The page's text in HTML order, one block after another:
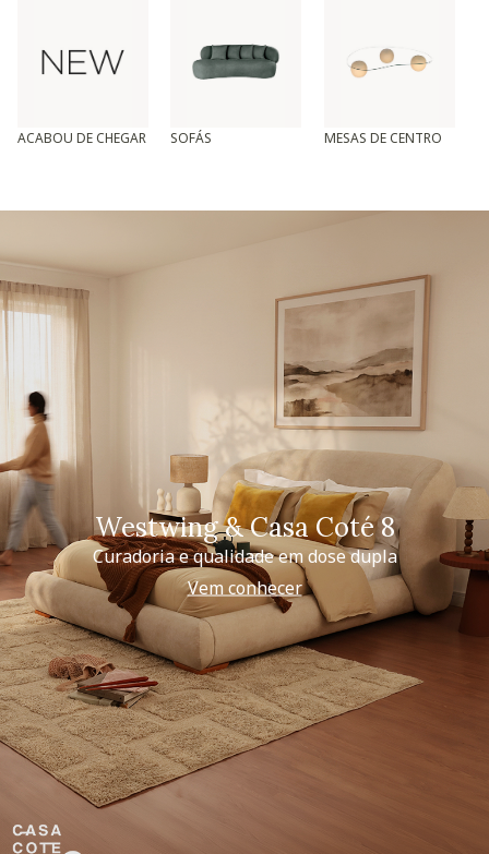
ACABOU DE CHEGAR SOFÁS MESAS DE CENTRO
Westwing & Casa Coté 8
Curadoria e qualidade em dose dupla
Vem conhecer